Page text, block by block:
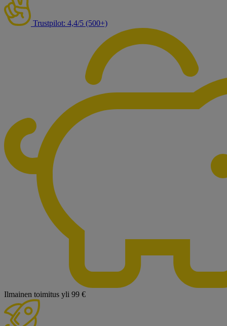
Trustpilot: 4,4/5 (500+)
Ilmainen toimitus yli 99 €